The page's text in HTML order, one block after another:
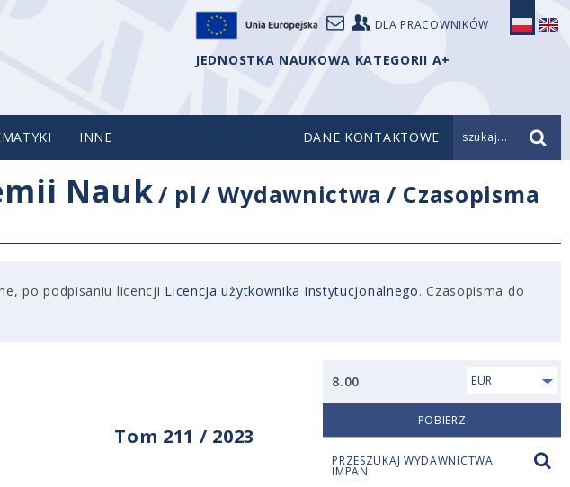
DLA PRACOWNIKÓW
JEDNOSTKA NAUKOWA KATEGORII A+
INNE DANE KONTAKTOWE szukaj...
Nauk/ pl /Wydawnictwa / Czasopisma
po podpisaniu licencji Licencja użytkownika instytucjonalnego. Czasopisma do
Tom 211 / 2023
8.00 EUR
POBIERZ
PRZESZUKAJ WYDAWNICTWA
IMPAN